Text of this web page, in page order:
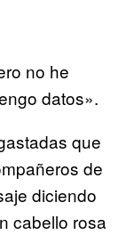
no he
datos».
que
de
diciendo
cabello rosa